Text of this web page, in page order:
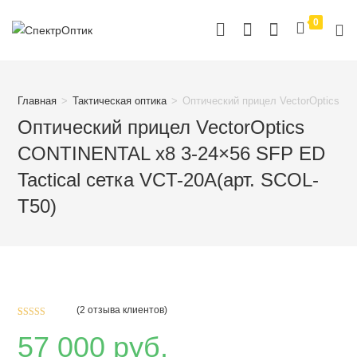
0
Главная > Тактическая оптика > Оптический прицел VectorOptics
Оптический прицел VectorOptics
CONTINENTAL x8 3-24×56 SFP ED
Tactical сетка VCT-20A(арт. SCOL-
T50)
5.00из 5 на
(2 отзыва клиентов)
57 000 руб.